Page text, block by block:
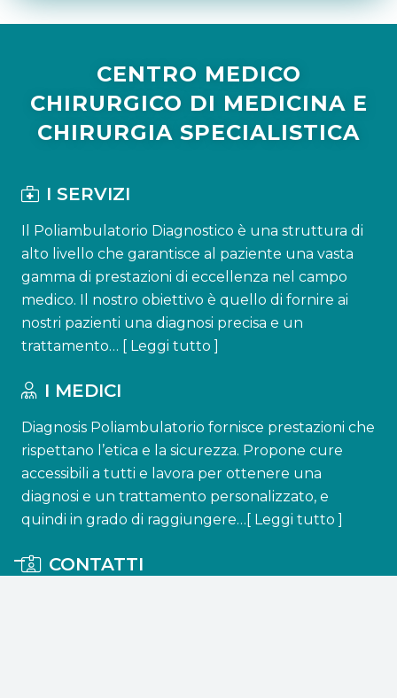
CENTRO MEDICO
CHIRURGICO DI MEDICINA E
CHIRURGIA SPECIALISTICA
I SERVIZI
Il Poliambulatorio Diagnostico è una struttura di
alto livello che garantisce al paziente una vasta
gamma di prestazioni di eccellenza nel campo
medico. Il nostro obiettivo è quello di fornire ai
nostri pazienti una diagnosi precisa e un
trattamento… [
Leggi tutto
I MEDICI
Diagnosis Poliambulatorio fornisce prestazioni che
rispettano l’etica e la sicurezza. Propone cure
accessibili a tutti e lavora per ottenere una
diagnosi e un trattamento personalizzato, e
quindi in grado di raggiungere…[
Leggi tutto
CONTATTI